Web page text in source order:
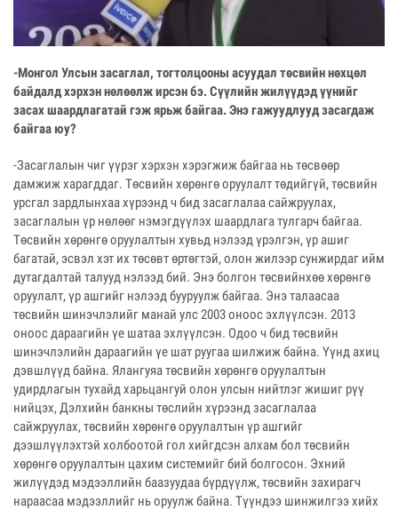
-Монгол Улсын засаглал, тогтолцооны асуудал төсвийн нөхцөл
байдалд хэрхэн нөлөөлж ирсэн бэ. Сүүлийн жилүүдэд үүнийг
засах шаардлагатай гэж ярьж байгаа. Энэ гажуудлууд засагдаж
байгаа юу?
-Засаглалын чиг үүрэг хэрхэн хэрэгжиж байгаа нь төсвөөр
дамжиж харагддаг. Төсвийн хөрөнгө оруулалт төдийгүй, төсвийн
урсгал зардлынхаа хүрээнд ч бид засаглалаа сайжруулах,
засаглалын үр нөлөөг нэмэгдүүлэх шаардлага тулгарч байгаа.
Төсвийн хөрөнгө оруулалтын хувьд нэлээд үрэлгэн, үр ашиг
багатай, эсвэл хэт их төсөвт өртөгтэй, олон жилээр сунжирдаг ийм
дутагдалтай талууд нэлээд бий. Энэ болгон төсвийнхөө хөрөнгө
оруулалт, үр ашгийг нэлээд бууруулж байгаа. Энэ талаасаа
төсвийн шинэчлэлийг манай улс 2003 оноос эхлүүлсэн. 2013
оноос дараагийн үе шатаа эхлүүлсэн. Одоо ч бид төсвийн
шинэчлэлийн дараагийн үе шат руугаа шилжиж байна. Үүнд ахиц
дэвшлүүд байна. Ялангуяа төсвийн хөрөнгө оруулалтын
удирдлагын тухайд харьцангуй олон улсын нийтлэг жишиг рүү
нийцэх, Дэлхийн банкны төслийн хүрээнд засаглалаа
сайжруулах, төсвийн хөрөнгө оруулалтын үр ашгийг
дээшлүүлэхтэй холбоотой гол хийгдсэн алхам бол төсвийн
хөрөнгө оруулалтын цахим системийг бий болгосон. Эхний
жилүүдэд мэдээллийн баазуудаа бүрдүүлж, төсвийн захирагч
нараасаа мэдээллийг нь оруулж байна. Түүндээ шинжилгээ хийх